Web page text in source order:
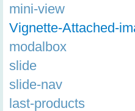
mini-view
Vignette-Attached-
modalbox
slide
slide-nav
last-products